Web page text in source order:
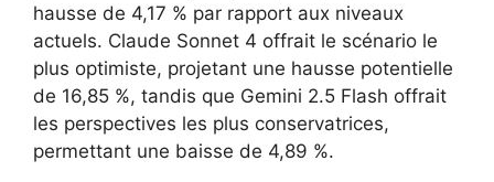
hausse de 4,17 % par rapport aux niveaux
actuels. Claude Sonnet 4 offrait le scénario le
plus optimiste, projetant une hausse potentielle
de 16,85 %, tandis que Gemini 2.5 Flash offrait
les perspectives les plus conservatrices,
permettant une baisse de 4,89 %.